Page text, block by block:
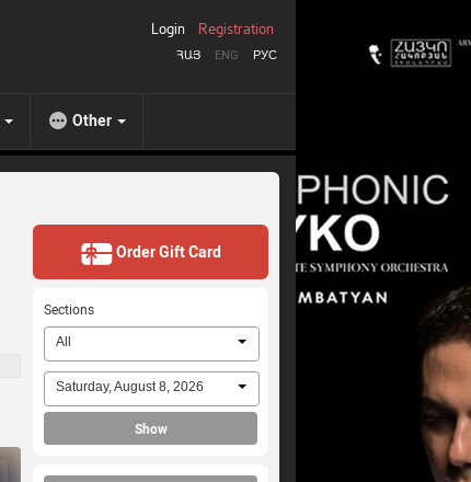
ՀԱՅ ENG РУС
Login Registration
Other
Order Gift Card
Sections
All
Saturday, August 8, 2026
Show